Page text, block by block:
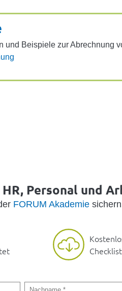
und Beispiele zur Abrech­nung
Personal und
FORUM Akademie